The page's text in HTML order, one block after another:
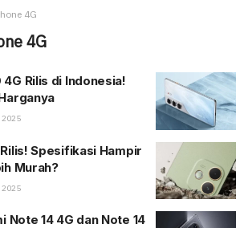
4G
4G
Rilis di Indonesia!
2025
Spesifikasi Hampir
Murah?
2025
Note 14 4G dan Note 14